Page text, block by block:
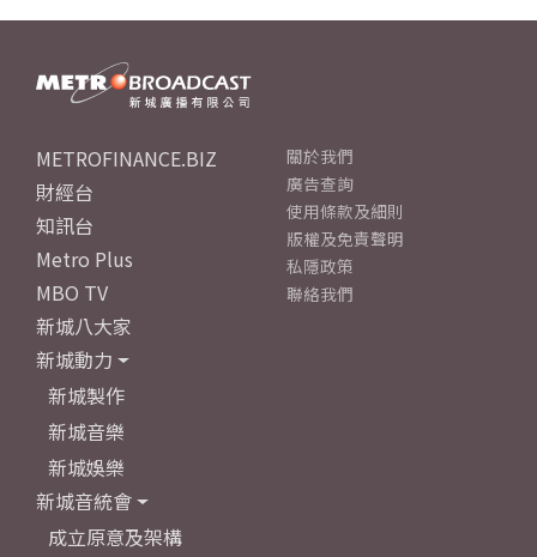
METROFINANCE.BIZ
財經台
知訊台
Metro Plus
MBO TV
新城八大家
新城動力
新城製作
新城音樂
新城娛樂
新城音統會
成立原意及架構
關於我們
廣告查詢
使用條款及細則
版權及免責聲明
私隱政策
聯絡我們